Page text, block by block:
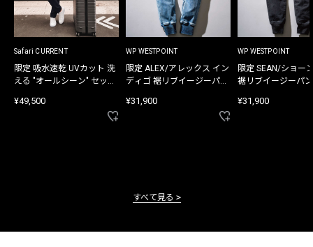
Safari CURRENT
限定 吸水速乾 UVカット 洗
える "オールシーン" セット
¥49,500
WP WESTPOINT
限定 ALEX/アレックス イン
ディゴ 裾リブイージーパン
¥31,900
WP WESTPOINT
限定 SEAN/ショー
裾リブイージーパ
¥31,900
すべて見る